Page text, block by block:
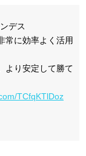
デス
常に効率よく活用
より安定して勝て
TCfqKTlDoz